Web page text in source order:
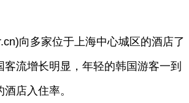
向多家位于上海中心城区的酒店了
流增长明显，年轻的韩国游客一到
店入住率。